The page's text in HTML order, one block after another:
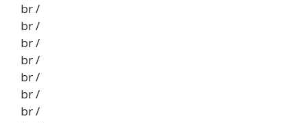
br /
br /
br /
br /
br /
br /
br /